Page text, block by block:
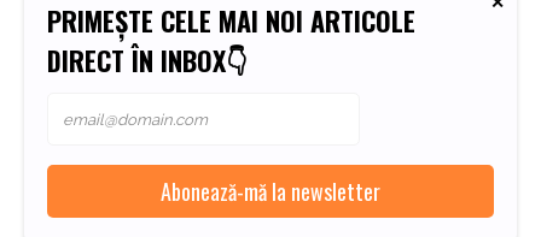
PRIMEȘTE CELE MAI NOI ARTICOLE
DIRECT ÎN INBOX👇